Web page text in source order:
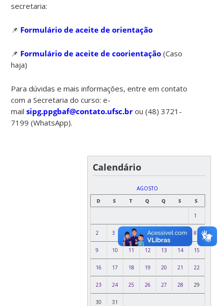
secretaria:
📌 Formulário de aceite de orientação
📌 Formulário de aceite de coorientação (Caso
haja)
Para dúvidas e mais informações, entreem contato
com a Secretaria do curso:e-
mailsipg.ppgbaf@contato.ufsc.br ou (48) 3721-
7199 (WhatsApp).
Calendário
AGOSTO
D
S T Q Q S S
1
2 3 4 5 6 7 8
9 10 11 12 13 14 15
16 17 18 19 20 21 22
23 24 25 26 27 28 29
30 31